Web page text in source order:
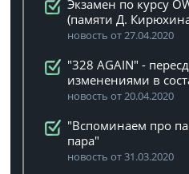
Экзамен по курсу
(памяти Д.
новость от 27.04.2020
"328 AGAIN" -
изменениями в
новость от 20.04.2020
"Вспоминаем про
пара"
новость от 31.03.2020